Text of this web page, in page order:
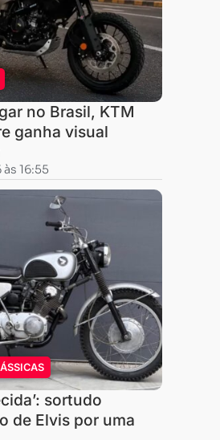
no Brasil, KTM
ganha visual
16:55
sortudo
de Elvis por uma